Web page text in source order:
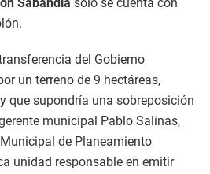
del Gobierno
un terreno de 9 hectáreas,
que supondría una sobreposición
municipal Pablo Salinas,
de Planeamiento
unidad responsable en emitir